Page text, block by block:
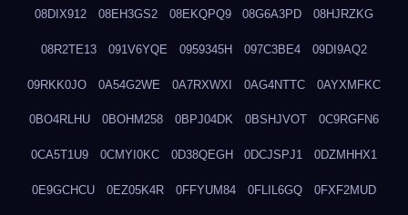
08DIX912 08EH3GS2 08EKQPQ9 08G6A3PD 08HJRZKG
08R2TE13 091V6YQE 0959345H 097C3BE4 09DI9AQ2
09RKK0JO 0A54G2WE 0A7RXWXI 0AG4NTTC 0AYXMFKC
0BO4RLHU 0BOHM258 0BPJ04DK 0BSHJVOT 0C9RGFN6
0CA5T1U9 0CMYI0KC 0D38QEGH 0DCJSPJ1 0DZMHHX1
0E9GCHCU 0EZ05K4R 0FFYUM84 0FLIL6GQ 0FXF2MUD